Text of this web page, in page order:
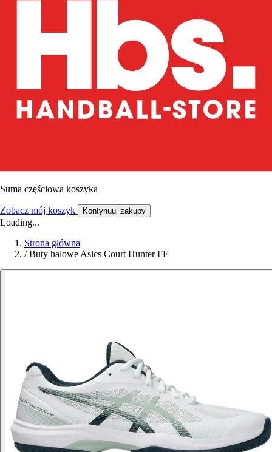
Suma częściowa koszyka
Zobacz mój koszyk Kontynuuj zakupy
Loading...
Strona główna
/ Buty halowe Asics Court Hunter FF